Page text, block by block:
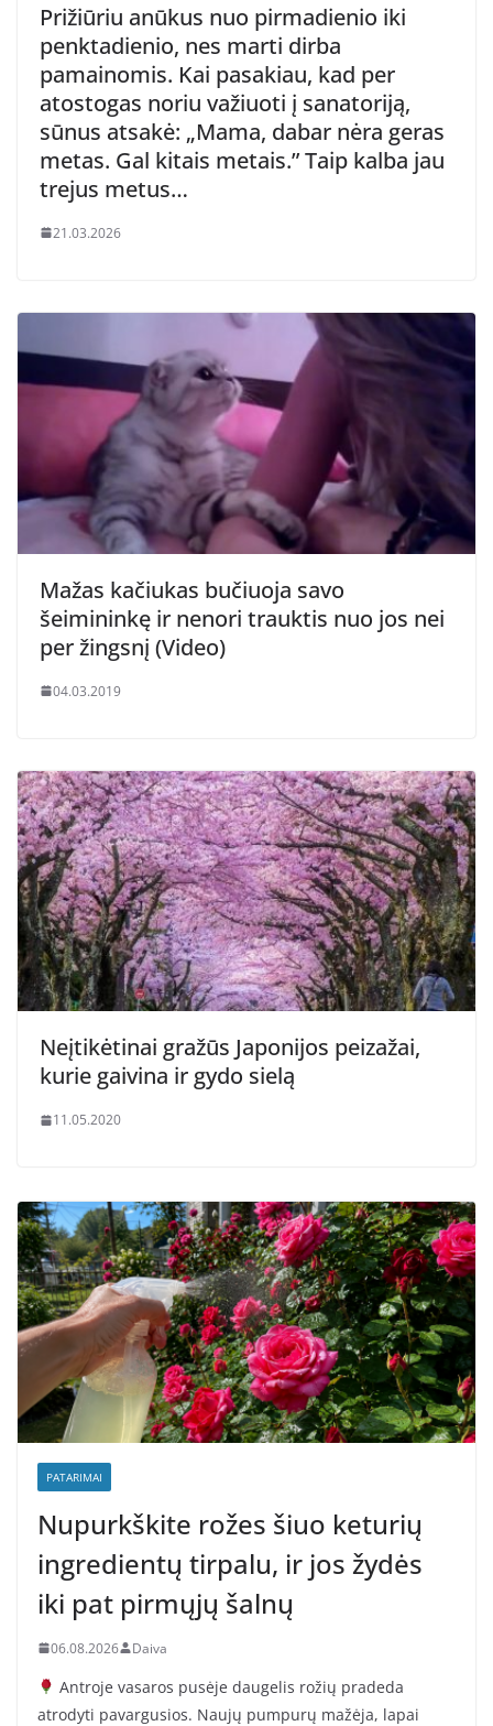
Prižiūriu anūkus nuo pirmadienio iki
penktadienio, nes marti dirba
pamainomis. Kai pasakiau, kad per
atostogas noriu važiuoti į sanatoriją,
sūnus atsakė: „Mama, dabar nėra geras
metas. Gal kitais metais.” Taip kalba jau
trejus metus…
21.03.2026
Mažas kačiukas bučiuoja savo
šeimininkę ir nenori trauktis nuo jos nei
per žingsnį (Video)
04.03.2019
Neįtikėtinai gražūs Japonijos peizažai,
kurie gaivina ir gydo sielą
11.05.2020
PATARIMAI
Nupurkškite rožes šiuo keturių
ingredientų tirpalu, ir jos žydės
iki pat pirmųjų šalnų
06.08.2026 Daiva
Antroje vasaros pusėje daugelis rožių pradeda
atrodyti pavargusios. Naujų pumpurų mažėja, lapai